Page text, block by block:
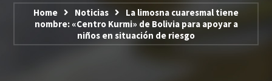
Home Noticias
La limosna cuaresmal tiene
nombre: «Centro Kurmi» de Bolivia para apoyar a
niños en situación de riesgo